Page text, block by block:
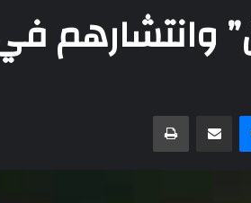
وانتشارهم
ماسنجر مشاركة عبر البريد طباعة